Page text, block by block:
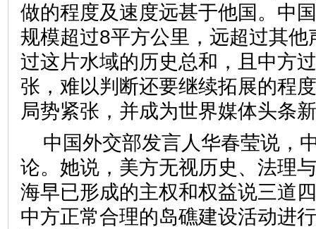
做的程度及速度远甚于他国。中
规模超过8平方公里，远超过其
过这片水域的历史总和，且中方
张，难以判断还要继续拓展的程
局势紧张，并成为世界媒体头条
中国外交部发言人华春莹说，
论。她说，美方无视历史、法理
海早已形成的主权和权益说三道
中方正常合理的岛礁建设活动进